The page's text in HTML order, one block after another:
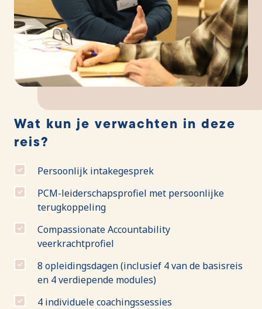
Wat kun je verwachten in deze
reis?
Persoonlijk intakegesprek
PCM-leiderschapsprofiel met persoonlijke
terugkoppeling
Compassionate Accountability
veerkrachtprofiel
8 opleidingsdagen (inclusief 4 van de basisreis
en 4 verdiepende modules)
4 individuele coachingssessies